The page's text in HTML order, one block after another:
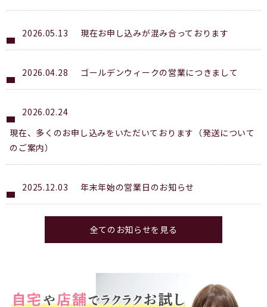
2026.05.13 現在お申し込みが混み合っております
2026.04.28 ゴールデンウィークの営業につきまして
2026.02.24
現在、多くのお申し込みをいただいております（発送について
のご案内）
2025.12.03 年末年始の営業日のお知らせ
全てのお知らせを見る